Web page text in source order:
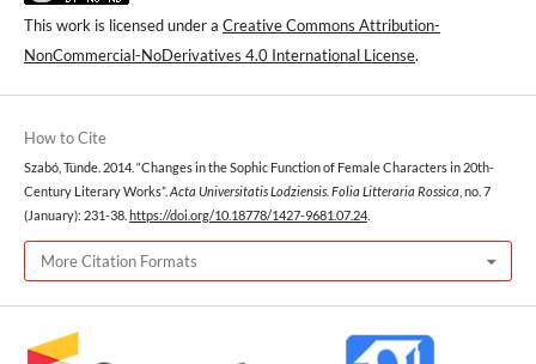
This work is licensed under a Creative Commons Attribution-
NonCommercial-NoDerivatives 4.0 International License.
How to Cite
Szabó, Tünde. 2014. “Changes in the Sophic Function of Female Characters in 20th-
Century Literary Works”. Acta Universitatis Lodziensis. Folia Litteraria Rossica , no. 7
(January): 231-38. https://doi.org/10.18778/1427-9681.07.24.
More Citation Formats